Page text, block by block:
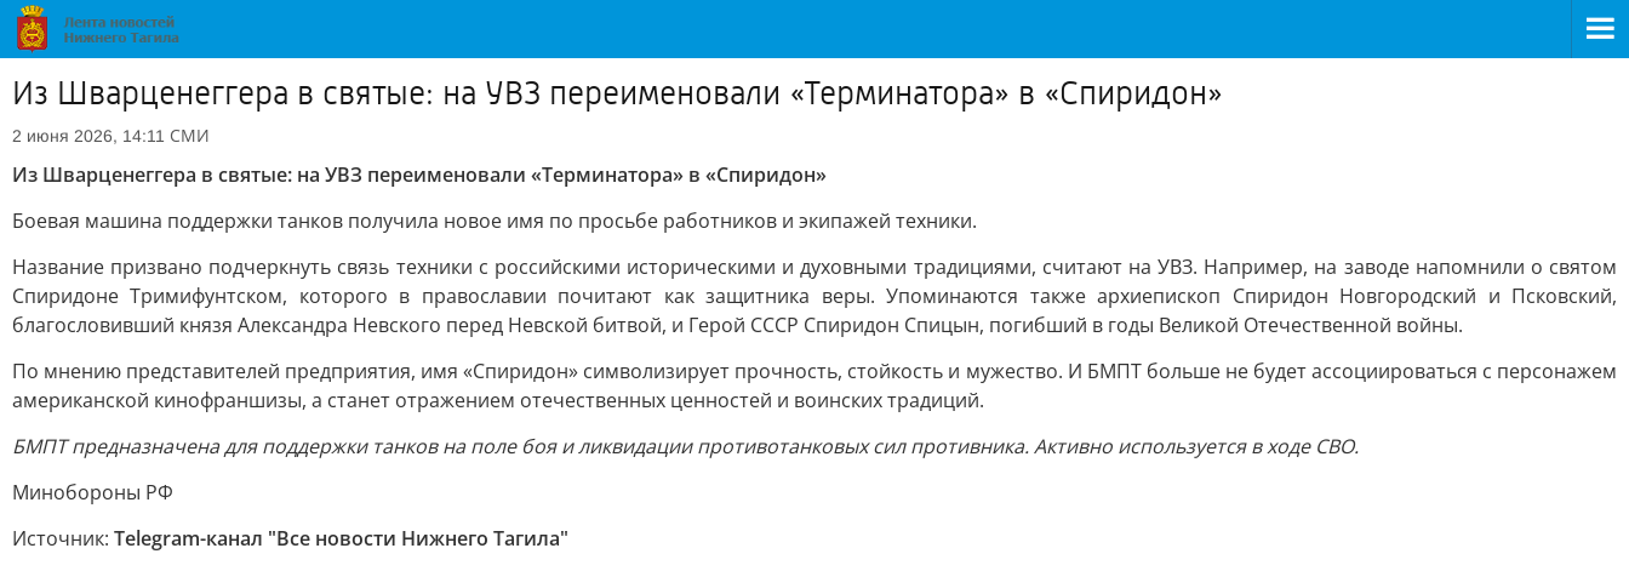
Из Шварценеггера в святые: на УВЗ переименовали «Терминатора» в «Спиридон»
2 июня 2026, 14:11 СМИ
Из Шварценеггера в святые: на УВЗ переименовали «Терминатора» в «Спиридон»
Боевая машина поддержки танков получила новое имя по просьбе работников и экипажей техники.
Название призвано подчеркнуть связь техники с российскими историческими и духовными традициями, считают на УВЗ. Например, на заводе напомнили о святом
Спиридоне Тримифунтском, которого в православии почитают как защитника веры. Упоминаются также архиепископ Спиридон Новгородский и Псковский,
благословивший князя Александра Невского перед Невской битвой, и Герой СССР Спиридон Спицын, погибший в годы Великой Отечественной войны.
По мнению представителей предприятия, имя «Спиридон» символизирует прочность, стойкость и мужество. И БМПТ больше не будет ассоциироваться с персонажем
американской кинофраншизы, а станет отражением отечественных ценностей и воинских традиций.
БМПТ предназначена для поддержки танков на поле боя и ликвидации противотанковых сил противника. Активно используется в ходе СВО.
Минобороны РФ
Источник: Telegram-канал "Все новости Нижнего Тагила"